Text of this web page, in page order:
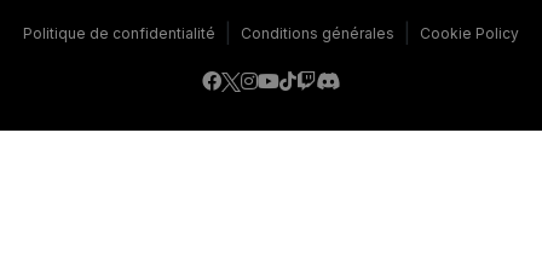
Politique de confidentialité Conditions générales Cookie Policy